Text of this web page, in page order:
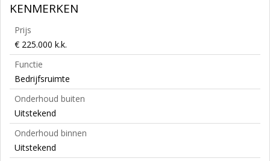
KENMERKEN
Prijs
€ 225.000 k.k.
Functie
Bedrijfsruimte
Onderhoud buiten
Uitstekend
Onderhoud binnen
Uitstekend